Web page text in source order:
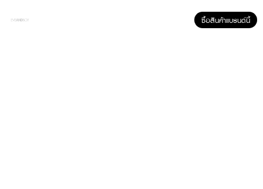
ซื้อสินค้าแบรนด์นี้